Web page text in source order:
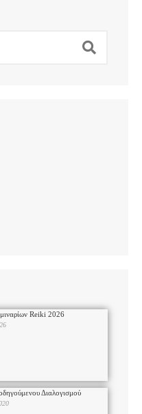
Reiki 2026
Διαλογισμού